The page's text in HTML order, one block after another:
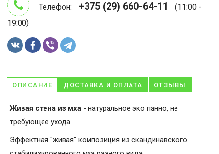
Телефон: +375 (29) 660-64-11
(11:00 -
19:00)
ОПИСАНИЕ ДОСТАВКА И ОПЛАТА ОТЗЫВЫ
Живая стена из мха - натуральное эко панно, не
требующее ухода.
Эффектная "живая" композиция из скандинавского